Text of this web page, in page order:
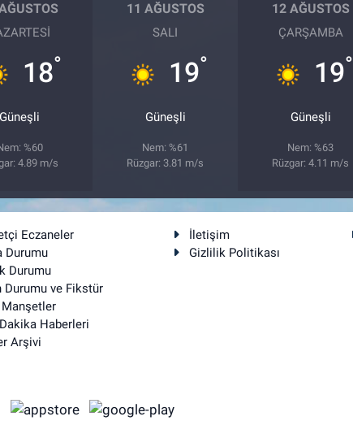
18°
Güneşli
%60
4.89 m/s
11 AĞUSTOS
SALI
19°
Güneşli
Nem: %61
Rüzgar: 3.81 m/s
12 AĞUSTOS
ÇARŞAMBA
19°
Güneşli
Nem: %63
Rüzgar: 4.11 m/s
Eczaneler
Durumu
Durumu
Durumu ve Fikstür
Haberleri
Arşivi
İletişim
Gizlilik Politikası